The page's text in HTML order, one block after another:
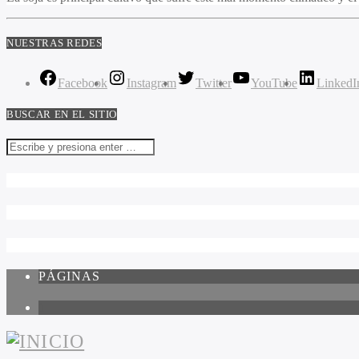
NUESTRAS REDES
Facebook Instagram Twitter YouTube
BUSCAR EN EL SITIO
PÁGINAS